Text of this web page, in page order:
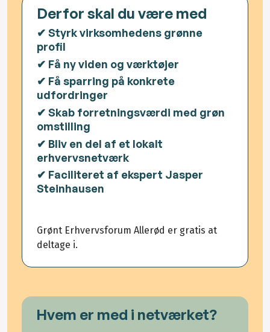
Derfor skal du være med
✔ Styrk virksomhedens grønne
profil
✔ Få ny viden og værktøjer
✔ Få sparring på konkrete
udfordringer
✔ Skab forretningsværdi med grøn
omstilling
✔ Bliv en del af et lokalt
erhvervsnetværk
✔ Faciliteret af ekspert Jasper
Steinhausen
Grønt Erhvervsforum Allerød er gratis at
deltage i.
Hvem er med i netværket?